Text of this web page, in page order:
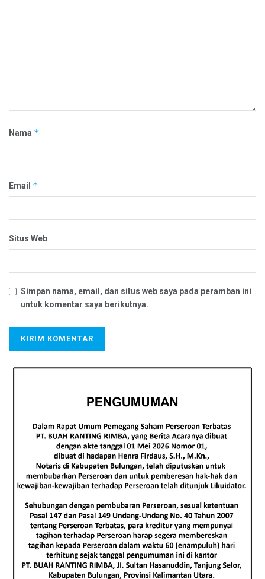
Nama *
Email *
Situs Web
Simpan nama, email, dan situs web saya pada peramban ini
untuk komentar saya berikutnya.